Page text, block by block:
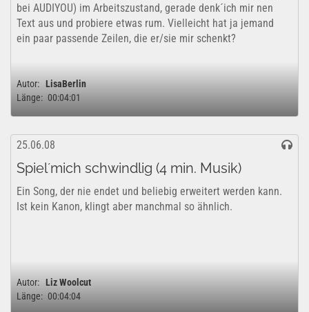
bei AUDIYOU) im Arbeitszustand, gerade denk´ich mir nen
Text aus und probiere etwas rum. Vielleicht hat ja jemand
ein paar passende Zeilen, die er/sie mir schenkt?
Autor: LisaBerlin
Länge: 00:04:01
25.06.08
Spiel´mich schwindlig (4 min. Musik)
Ein Song, der nie endet und beliebig erweitert werden kann.
Ist kein Kanon, klingt aber manchmal so ähnlich.
Autor: Liz Woolcut
Länge: 00:04:04